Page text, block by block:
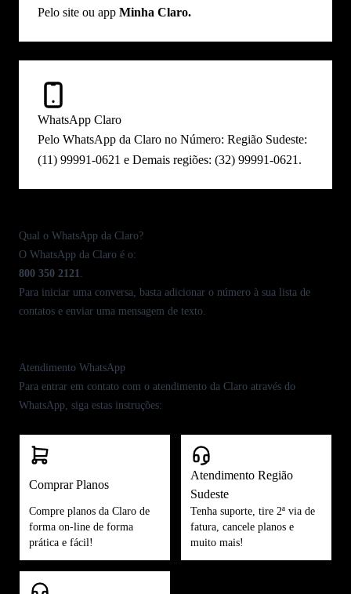
Pelo site ou app Minha Claro.
WhatsApp Claro
Pelo WhatsApp da Claro no Número: Região Sudeste:
(11) 99991-0621 e Demais regiões: (32) 99991-0621.
Qual o WhatsApp da Claro?
O WhatsApp da Claro é o:
800 350 2121
Para iniciar uma conversa, basta adicionar o número à sua lista de
contatos e enviar uma mensagem de texto.
Atendimento WhatsApp
Para entrar em contato com o atendimento da Claro através do
WhatsApp, siga estas instruções:
Comprar Planos
Compre planos da Claro de
forma on-line de forma
prática e fácil!
Atendimento Região
Sudeste
Tenha suporte, tire 2ª via de
fatura, cancele planos e
muito mais!